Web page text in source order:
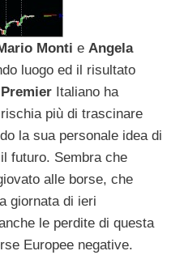
Monti e Angela
luogo ed il risultato
Premier Italiano ha
più di trascinare
la sua personale idea di
futuro. Sembra che
alle borse, che
giornata di ieri
le perdite di questa
Europee negative.